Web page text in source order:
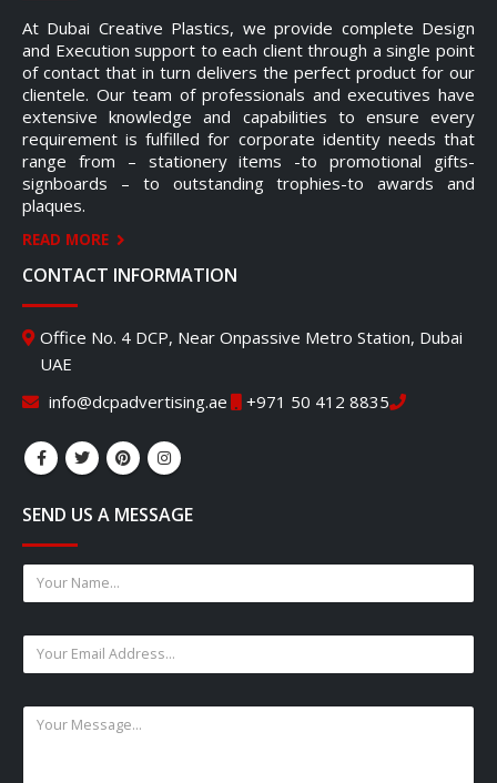
and Execution support to each client through a single point
of contact that in turn delivers the perfect product for our
clientele. Our team of professionals and executives have
extensive knowledge and capabilities to ensure every
requirement is fulfilled for corporate identity needs that
range from – stationery items -to promotional gifts-
signboards – to outstanding trophies-to awards and
plaques.
READ MORE
UAE